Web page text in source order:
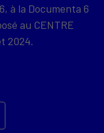
à la Documenta 6
au CENTRE
2024.